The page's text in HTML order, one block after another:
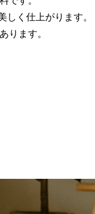
く仕上がります。
ります。